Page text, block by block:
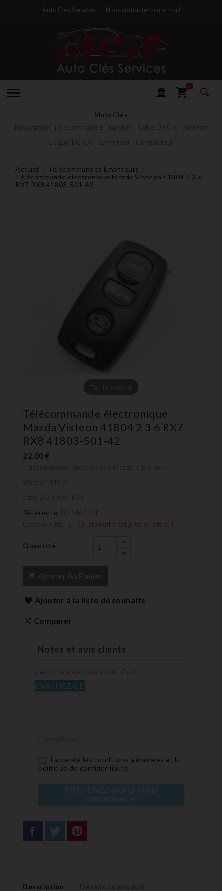
Auto Clés Services Nous contacter par e-mail
0
Mots Clés
Réparation Télecommande Barillet Taille De Clé
Neiman
Coque De Clé
Emetteur Contacteur
Accueil
Télécommandes Émetteurs
Télécommande électronique Mazda Visteon 41804 2 3 6
RX7 RX8 41803-501-42
Télécommande électronique
Mazda Visteon 41804 2 3 6 RX7
RX8 41803-501-42
22,00 €
Référence
Ce produit n’est plus en stock !
Quantité
Ajouter à la liste de souhaits
Comparer
Notes et avis clients
EVALUEZ-LE
J'accepte les conditions générales et la
politique de confidentialité
Description